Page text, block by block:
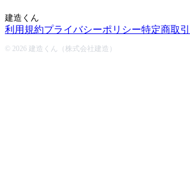
建造くん
利用規約プライバシーポリシー特定商取
© 2026 建造くん（株式会社建造）